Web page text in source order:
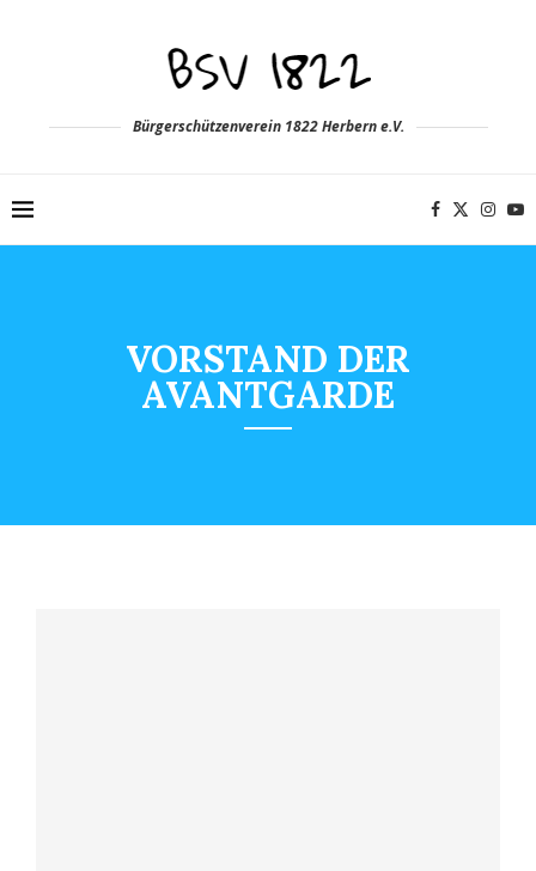
Bürgerschützenverein 1822 Herbern e.V.
VORSTAND DER
AVANTGARDE